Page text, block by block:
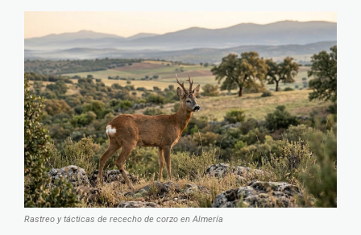
Rastreo y tácticas de rececho de corzo en Almería